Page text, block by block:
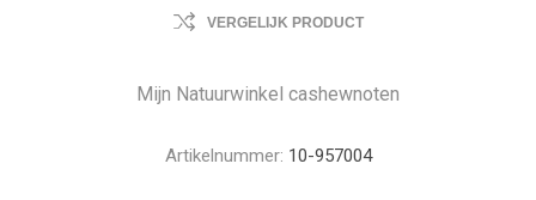
VERGELIJK PRODUCT
Mijn Natuurwinkel cashewnoten
Artikelnummer: 10-957004